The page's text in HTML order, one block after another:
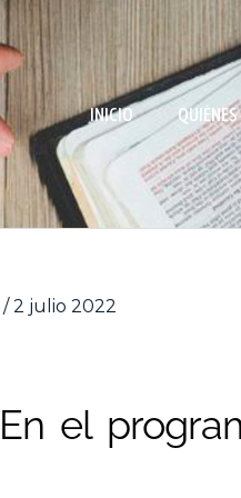
INICIO
/2 julio 2022
En el